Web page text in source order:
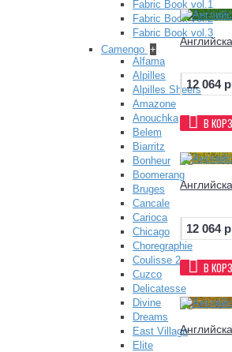
Fabric Book vol.1
Fabric Book vol.2
Fabric Book vol.3
Camengo +
Alfama
Alpilles
Alpilles Sheers
Amazone
Anouchka
Belem
Biarritz
Bonheur
Boomerang
Bruges
Cancale
Carioca
Chicago
Choregraphie
Coulisse 2
Cuzco
Delicatesse
Divine
Dreams
East Village
Elite
12 064
В
12 064
В